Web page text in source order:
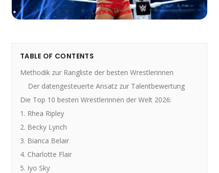
TABLE OF CONTENTS
Methodik zur Rangliste der besten Wrestlerinnen
Der datengesteuerte Ansatz zur Talentbewertung
Die Top 10 besten Wrestlerinnen der Welt 2026:
1. Rhea Ripley
2. Becky Lynch
3. Bianca Belair
4. Charlotte Flair
5. Iyo Sky